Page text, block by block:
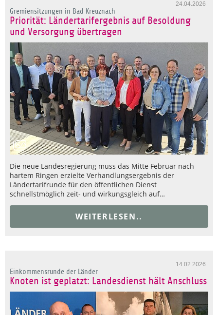
24.04.2026
Gremiensitzungen in Bad Kreuznach
Priorität: Ländertarifergebnis auf Besoldung
und Versorgung übertragen
Die neue Landesregierung muss das Mitte Februar nach
hartem Ringen erzielte Verhandlungsergebnis der
Ländertarifrunde für den öffentlichen Dienst
schnellstmöglich zeit- und wirkungsgleich auf…
WEITERLESEN..
14.02.2026
Einkommensrunde der Länder
Knoten ist geplatzt: Landesdienst hält Anschluss